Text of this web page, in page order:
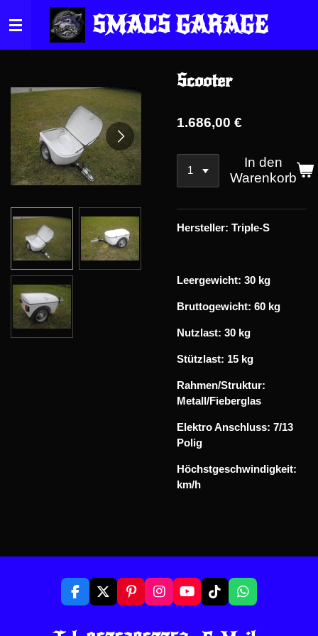
Hauptinhalt
springen
SMACS GARAGE
Scooter
1.686,00 €
In den
Warenkorb
Hersteller: Triple-S
Leergewicht: 30 kg
Bruttogewicht: 60 kg
Nutzlast: 30 kg
Stützlast: 15 kg
Rahmen/Struktur:
Metall/Fieberglas
Elektro Anschluss: 7/13
Polig
Höchstgeschwindigkeit:
km/h
F
a
X
P
i
I
n
Y
o
T
i
W
h